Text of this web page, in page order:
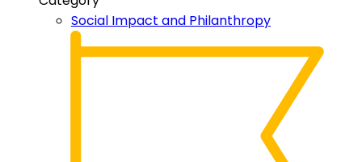
Social Impact and Philanthropy